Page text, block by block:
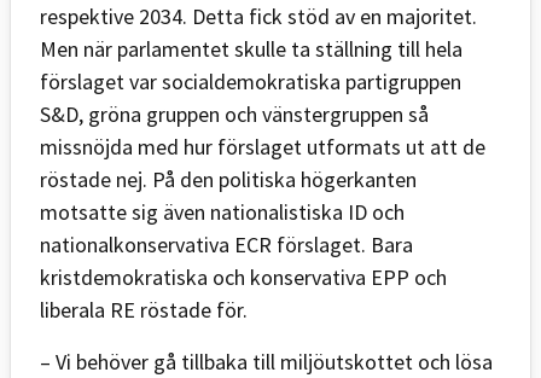
respektive 2034. Detta fick stöd av en majoritet.
Men när parlamentet skulle ta ställning till hela
förslaget var socialdemokratiska partigruppen
S&D, gröna gruppen och vänstergruppen så
missnöjda med hur förslaget utformats ut att de
röstade nej. På den politiska högerkanten
motsatte sig även nationalistiska ID och
nationalkonservativa ECR förslaget. Bara
kristdemokratiska och konservativa EPP och
liberala RE röstade för.
– Vi behöver gå tillbaka till miljöutskottet och lösa